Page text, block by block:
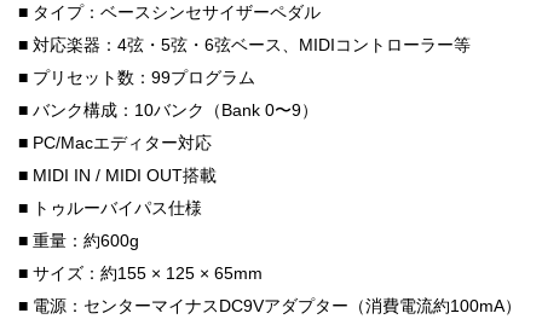
■ タイプ：ベースシンセサイザーペダル
■ 対応楽器：4弦・5弦・6弦ベース、MIDIコントローラー等
■ プリセット数：99プログラム
■ バンク構成：10バンク（Bank 0〜9）
■ PC/Macエディター対応
■ MIDI IN / MIDI OUT搭載
■ トゥルーバイパス仕様
■ 重量：約600g
■ サイズ：約155 × 125 × 65mm
■ 電源：センターマイナスDC9Vアダプター（消費電流約100mA）